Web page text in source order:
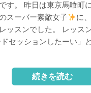
す。 昨日は東京馬喰町に
スーバー素敵女子
に、
ッスンでした。 レッス
セッションしたーい」と
続きを読む